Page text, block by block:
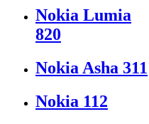
Nokia Lumia
820
Nokia Asha 311
Nokia 112